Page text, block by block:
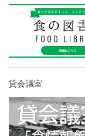
貸会議室